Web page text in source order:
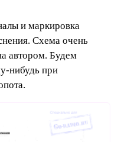
и маркировка
Схема очень
автором. Будем
нибудь при